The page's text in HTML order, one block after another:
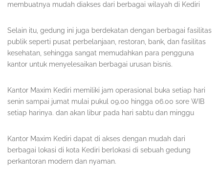
membuatnya mudah diakses dari berbagai wilayah di Kediri
Selain itu, gedung ini juga berdekatan dengan berbagai fasilitas
publik seperti pusat perbelanjaan, restoran, bank, dan fasilitas
kesehatan, sehingga sangat memudahkan para pengguna
kantor untuk menyelesaikan berbagai urusan bisnis.
Kantor Maxim Kediri memiliki jam operasional buka setiap hari
senin sampai jumat mulai pukul 09.00 hingga 06.00 sore WIB
setiap harinya. dan akan libur pada hari sabtu dan minggu
Kantor Maxim Kediri dapat di akses dengan mudah dari
berbagai lokasi di kota Kediri berlokasi di sebuah gedung
perkantoran modern dan nyaman.